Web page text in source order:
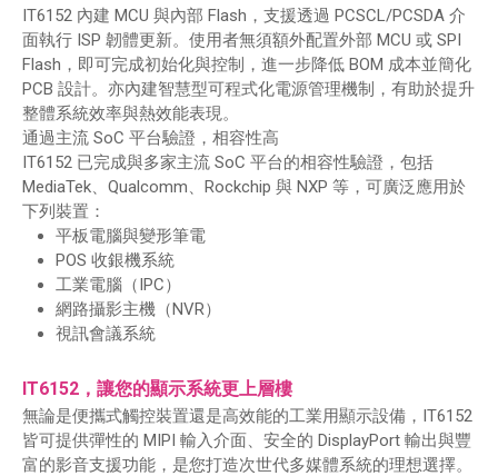
IT6152 內建 MCU 與內部 Flash，支援透過 PCSCL/PCSDA 介
面執行 ISP 韌體更新。使用者無須額外配置外部 MCU 或 SPI
Flash，即可完成初始化與控制，進一步降低 BOM 成本並簡化
PCB 設計。亦內建智慧型可程式化電源管理機制，有助於提升
整體系統效率與熱效能表現。
通過主流 SoC 平台驗證，相容性高
IT6152 已完成與多家主流 SoC 平台的相容性驗證，包括
MediaTek、Qualcomm、Rockchip 與 NXP 等，可廣泛應用於
下列裝置：
平板電腦與變形筆電
POS 收銀機系統
工業電腦（IPC）
網路攝影主機（NVR）
視訊會議系統
IT6152，讓您的顯示系統更上層樓
無論是便攜式觸控裝置還是高效能的工業用顯示設備，IT6152
皆可提供彈性的 MIPI 輸入介面、安全的 DisplayPort 輸出與豐
富的影音支援功能，是您打造次世代多媒體系統的理想選擇。